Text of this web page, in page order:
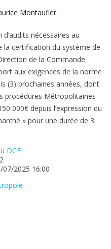
Montaufier
nécessaires au
certification du système de
de la Commande
aux exigences de la norme
(3) prochaines années, dont
procédures Métropolitaines
000€ depuis l’expression du
» pour une durée de 3
DCE
2025 16:00